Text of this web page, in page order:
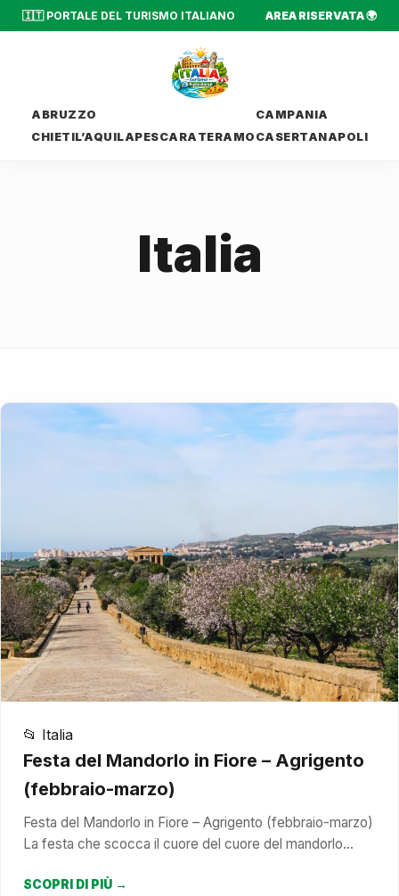
🇮🇹 PORTALE DEL TURISMO ITALIANO AREA RISERVATA 🌍
ABRUZZO
CHIETIL’AQUILAPESCARA TERAMO
CAMPANIA
CASERTANAPOLI
Italia
📂 Italia
Festa del Mandorlo in Fiore – Agrigento
(febbraio-marzo)
Festa del Mandorlo in Fiore – Agrigento (febbraio-marzo)
La festa che scocca il cuore del cuore del mandorlo…
SCOPRI DI PIÙ →